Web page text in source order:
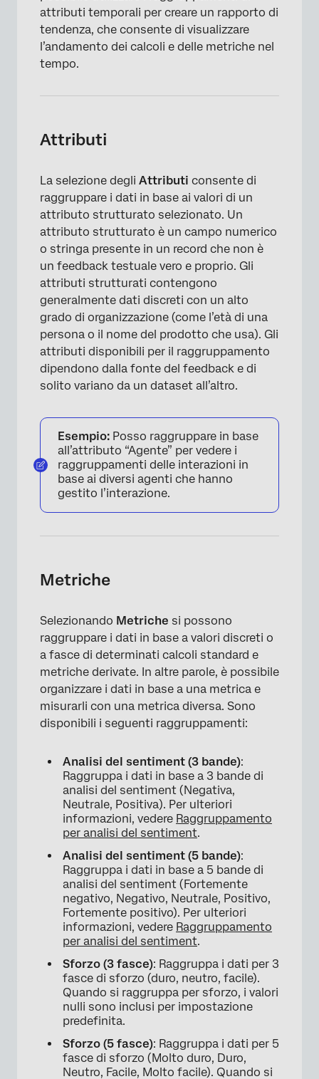
attributi temporali per creare un rapporto di
tendenza, che consente di visualizzare
l’andamento dei calcoli e delle metriche nel
tempo.
Attributi
La selezione degli Attributi consente di
raggruppare i dati in base ai valori di un
attributo strutturato selezionato. Un
attributo strutturato è un campo numerico
o stringa presente in un record che non è
un feedback testuale vero e proprio. Gli
attributi strutturati contengono
generalmente dati discreti con un alto
grado di organizzazione (come l’età di una
persona o il nome del prodotto che usa). Gli
attributi disponibili per il raggruppamento
dipendono dalla fonte del feedback e di
solito variano da un dataset all’altro.
Esempio: Posso raggruppare in base
all’attributo “Agente” per vedere i
raggruppamenti delle interazioni in
base ai diversi agenti che hanno
gestito l’interazione.
Metriche
Selezionando Metriche si possono
raggruppare i dati in base a valori discreti o
a fasce di determinati calcoli standard e
metriche derivate. In altre parole, è possibile
organizzare i dati in base a una metrica e
misurarli con una metrica diversa. Sono
disponibili i seguenti raggruppamenti:
Analisi del sentiment (3 bande):
Raggruppa i dati in base a 3 bande di
analisi del sentiment (Negativa,
Neutrale, Positiva). Per ulteriori
informazioni, vedere Raggruppamento
per analisi del sentiment.
Analisi del sentiment (5 bande):
Raggruppa i dati in base a 5 bande di
analisi del sentiment (Fortemente
negativo, Negativo, Neutrale, Positivo,
Fortemente positivo). Per ulteriori
informazioni, vedere Raggruppamento
per analisi del sentiment.
Sforzo (3 fasce): Raggruppa i dati per 3
fasce di sforzo (duro, neutro, facile).
Quando si raggruppa per sforzo, i valori
nulli sono inclusi per impostazione
predefinita.
Sforzo (5 fasce): Raggruppa i dati per 5
fasce di sforzo (Molto duro, Duro,
Neutro, Facile, Molto facile). Quando si